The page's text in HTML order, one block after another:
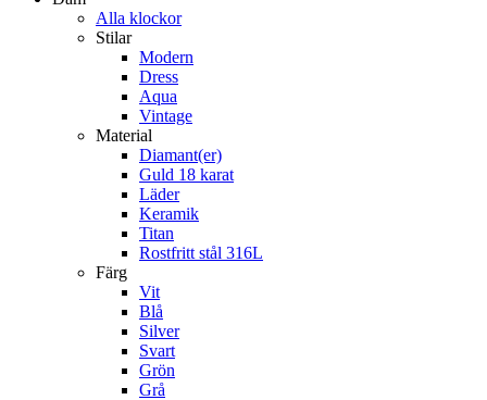
Alla klockor
Stilar
Modern
Dress
Aqua
Vintage
Material
Diamant(er)
Guld 18 karat
Läder
Keramik
Titan
Rostfritt stål 316L
Färg
Vit
Blå
Silver
Svart
Grön
Grå